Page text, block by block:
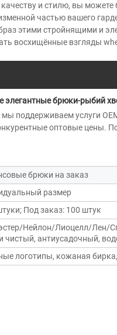
и стилю, вы
частью вашего
этими стройнящими и
восхищённые взгляды
элегантные брюки-рыбий
поддерживаем услуги
оптовые цены.
брюки на заказ
размер
Под заказ: 100 штук
Нейлон/Лиоцелл/Лен/
чистый, антиусадочный,
логотипы, кожаная бирка,